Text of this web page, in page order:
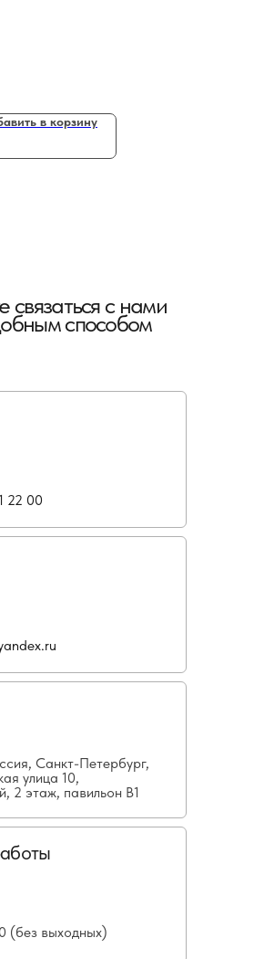
в корзину
связаться с нами
способом
Санкт-Петербург,
улица 10,
2 этаж, павильон В1
(без выходных)
22 00